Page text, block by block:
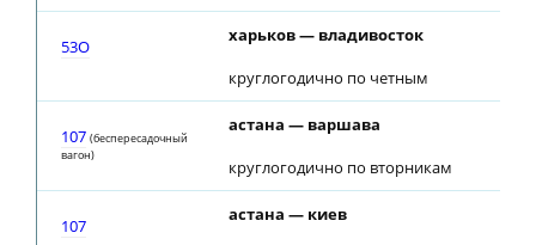
53О
харьков — владивосток
круглогодично по четным
107 (беспересадочный
вагон)
астана — варшава
круглогодично по вторникам
107
астана — киев